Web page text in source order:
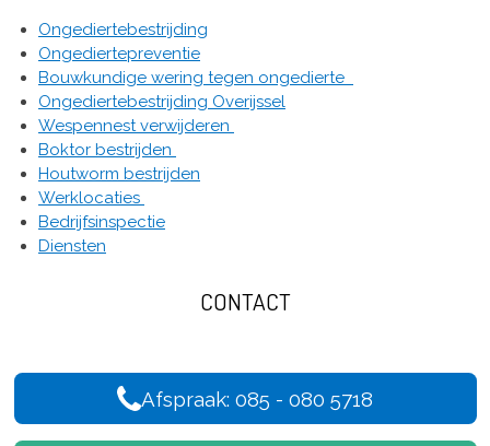
Ongediertebestrijding
Ongediertepreventie
Bouwkundige wering tegen ongedierte
Ongediertebestrijding Overijssel
Wespennest verwijderen
Boktor bestrijden
Houtworm bestrijden
Werklocaties
Bedrijfsinspectie
Diensten
CONTACT
Afspraak: 085 - 080 5718